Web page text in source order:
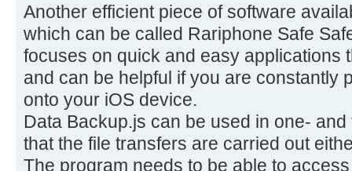
Another efficient piece of software
which can be called Rariphone Safe
focuses on quick and easy applications
and can be helpful if you are constantly
onto your iOS device.
Data Backup.js can be used in one-
that the file transfers are carried out
The program needs to be able to